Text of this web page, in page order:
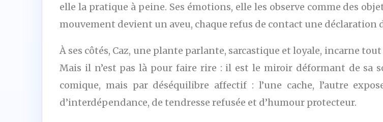
elle la pratique à peine. Ses émotions, elle les observe comme des
mouvement devient un aveu, chaque refus de contact une déclaration
À ses côtés, Caz, une plante parlante, sarcastique et loyale, incarne
Mais il n’est pas là pour faire rire : il est le miroir déformant de sa
comique, mais par déséquilibre affectif : l’une cache, l’autre
d’interdépendance, de tendresse refusée et d’humour protecteur.